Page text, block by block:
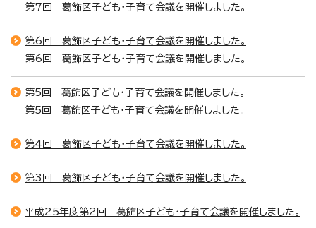
第7回 葛飾区子ども・子育て会議を開催しました。
第6回 葛飾区子ども・子育て会議を開催しました。
第6回 葛飾区子ども・子育て会議を開催しました。
第5回 葛飾区子ども・子育て会議を開催しました。
第5回 葛飾区子ども・子育て会議を開催しました。
第4回 葛飾区子ども・子育て会議を開催しました。
第3回 葛飾区子ども・子育て会議を開催しました。
平成25年度第2回 葛飾区子ども・子育て会議を開催しました。